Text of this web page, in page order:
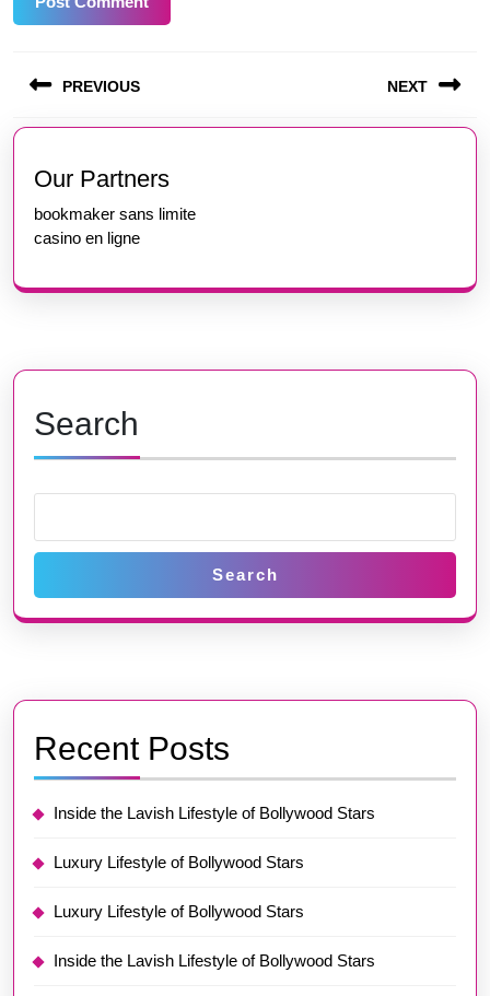
navigation
PREVIOUS
Previous
post:
NEXT
Our Partners
bookmaker sans limite
casino en ligne
Search
Search
Recent Posts
Inside the Lavish Lifestyle of Bollywood Stars
Luxury Lifestyle of Bollywood Stars
Luxury Lifestyle of Bollywood Stars
Inside the Lavish Lifestyle of Bollywood Stars